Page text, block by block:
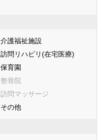
北葛城郡王寺町
北葛城郡河合町
吉野郡大淀町
吉野郡黒滝村
吉野郡野迫川村
吉野郡下北山村
介護福祉施設
訪問リハビリ(在宅医療)
保育園
整骨院
訪問マッサージ
その他